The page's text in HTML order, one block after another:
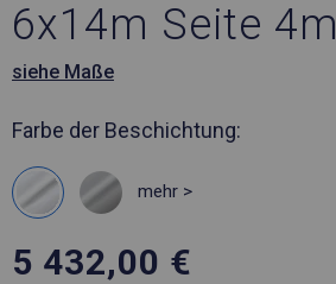
6x14m Seite 4m
siehe Maße
Farbe der Beschichtung:
mehr >
5 432,00 €